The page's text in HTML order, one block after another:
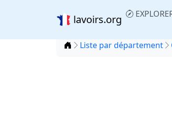
lavoirs.org
Accueil
Liste par département